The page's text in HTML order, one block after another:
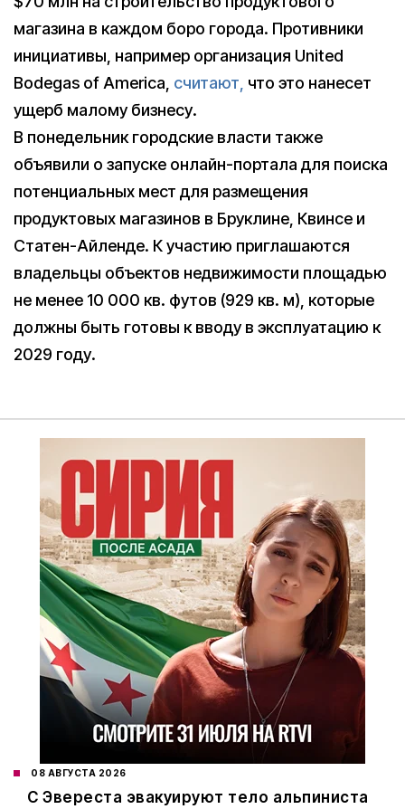
магазина в каждом боро города. Противники
инициативы, например организация United
Bodegas of America, считают, что это нанесет
ущерб малому бизнесу.
В понедельник городские власти также
объявили о запуске онлайн-портала для поиска
потенциальных мест для размещения
продуктовых магазинов в Бруклине, Квинсе и
Статен-Айленде. К участию приглашаются
владельцы объектов недвижимости площадью
не менее 10 000 кв. футов (929 кв. м), которые
должны быть готовы к вводу в эксплуатацию к
2029 году.
08 АВГУСТА 2026
С Эвереста эвакуируют тело альпиниста